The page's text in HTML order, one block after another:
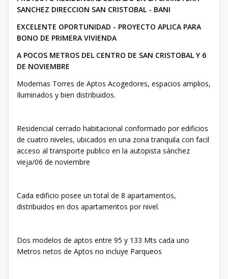
SANCHEZ DIRECCION SAN CRISTOBAL - BANI
EXCELENTE OPORTUNIDAD - PROYECTO APLICA PARA
BONO DE PRIMERA VIVIENDA
A POCOS METROS DEL CENTRO DE SAN CRISTOBAL Y 6
DE NOVIEMBRE
Modernas Torres de Aptos Acogedores, espacios amplios,
Iluminados y bien distribuidos.
Residencial cerrado habitacional conformado por edificios
de cuatro niveles, ubicados en una zona tranquila con facil
acceso al transporte publico en la autopista sánchez
vieja/06 de noviembre
Cada edificio posee un total de 8 apartamentos,
distribuidos en dos apartamentos por nivel.
Dos modelos de aptos entre 95 y 133 Mts cada uno
Metros netos de Aptos no incluye Parqueos